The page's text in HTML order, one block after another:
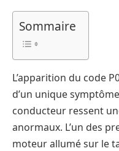
Sommaire
L’apparition du code
d’un unique
conducteur ressent
anormaux. L’un des
moteur allumé sur le